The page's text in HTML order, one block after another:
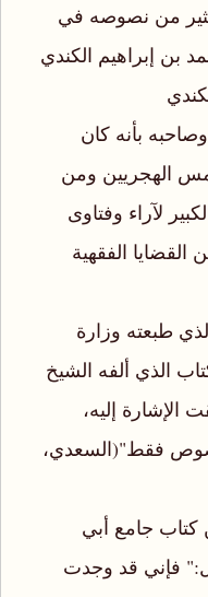
من نصوصه في
بن إبراهيم الكندي
وصاحبه بأنه كان
الهجريين ومن
لآراء وفتاوى
الفقهية
طبعته وزارة
الذي ألفه الشيخ
الإشارة إليه،
نصوص فقط"(السعدي،
جامع أبي
فإني قد وجدت